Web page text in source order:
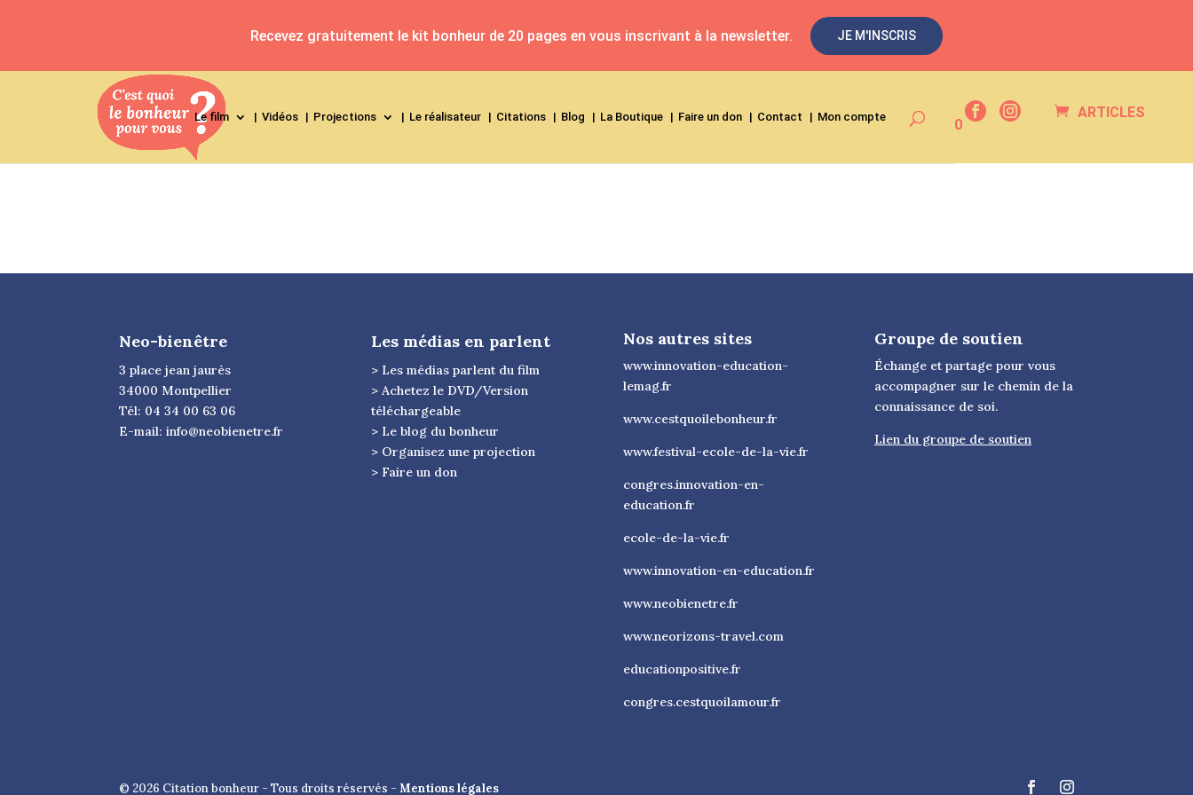
ARTICLES
0
Le film Vidéos Projections Le réalisateur Citations Blog La Boutique Faire un don Contact Mon compte
Recevez gratuitement le kit bonheur de 20 pages en vous inscrivant à la newsletter. JE M'INSCRIS
Neo-bienêtre
3 place jean jaurès
34000 Montpellier
Tél: 04 34 00 63 06
E-mail:info@neobienetre.fr
Les médias en parlent
> Les médias parlent du film
> Achetez le DVD/Version
téléchargeable
> Le blog du bonheur
> Organisez une projection
> Faire un don
Nos autres sites
www.innovation-education-
lemag.fr
www.cestquoilebonheur.fr
www.festival-ecole-de-la-vie.fr
congres.innovation-en-
education.fr
ecole-de-la-vie.fr
www.innovation-en-education.fr
www.neobienetre.fr
www.neorizons-travel.com
educationpositive.fr
congres.cestquoilamour.fr
Groupe de soutien
Échange et partage pour vous
accompagner sur le chemin de la
connaissance de soi.
Lien du groupe de soutien
© 2026 Citation bonheur - Tous droits réservés -Mentions légales